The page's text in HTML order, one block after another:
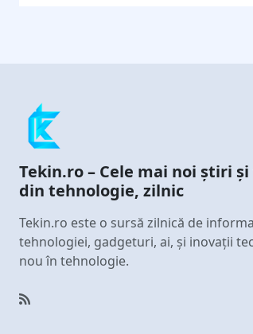
Tekin.ro – Cele mai noi știri
din tehnologie, zilnic
Tekin.ro este o sursă zilnică de
tehnologiei, gadgeturi, ai, și inovații
nou în tehnologie.